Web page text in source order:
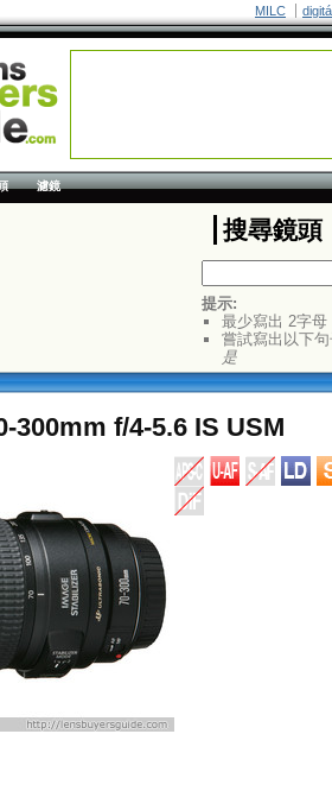
MILC
濾鏡
搜尋鏡頭
提示:
最少寫出 2字母
嘗試寫出以下
是
300mm f/4-5.6 IS USM